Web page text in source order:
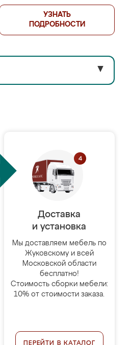
УЗНАТЬ
ПОДРОБНОСТИ
▼
Доставка
и установка
Мы доставляем мебель по
Жуковскому и всей
Московской области
бесплатно!
Стоимость сборки мебели:
10% от стоимости заказа.
ПЕРЕЙТИ В КАТАЛОГ